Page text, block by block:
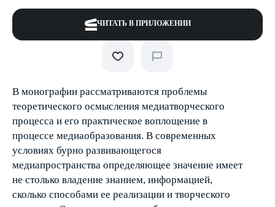
ЧИТАТЬ В ПРИЛОЖЕНИИ
В монографии рассматриваются проблемы
теоретического осмысления медиатворческого
процесса и его практическое воплощение в
процессе медиаобразования. В современных
условиях бурно развивающегося
медиапространства определяющее значение имеет
не столько владение знанием, информацией,
сколько способами ее реализации и творческого